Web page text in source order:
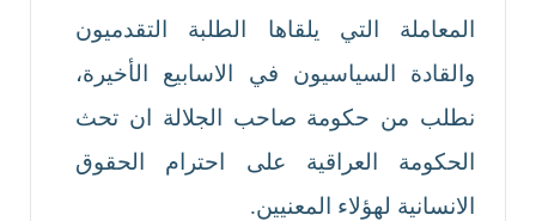
المعاملة التي يلقاها الطلبة التقدميون
والقادة السياسيون في الاسابيع الأخيرة،
نطلب من حكومة صاحب الجلالة ان تحث
الحكومة العراقية على احترام الحقوق
الانسانية لهؤلاء المعنيين.